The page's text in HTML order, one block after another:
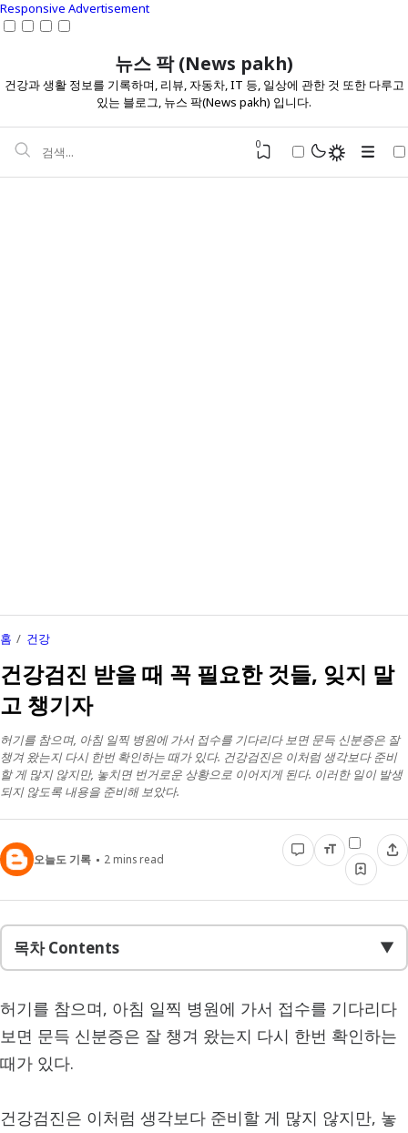
Responsive Advertisement
뉴스 팍 (News pakh)
건강과 생활 정보를 기록하며, 리뷰, 자동차, IT 등, 일상에 관한 것 또한 다루고
있는 블로그, 뉴스 팍(News pakh) 입니다.
0
홈 건강
건강검진 받을 때 꼭 필요한 것들, 잊지 말
고 챙기자
허기를 참으며, 아침 일찍 병원에 가서 접수를 기다리다 보면 문득 신분증은 잘
챙겨 왔는지 다시 한번 확인하는 때가 있다. 건강검진은 이처럼 생각보다 준비
할 게 많지 않지만, 놓치면 번거로운 상황으로 이어지게 된다. 이러한 일이 발생
되지 않도록 내용을 준비해 보았다.
오늘도 기록 2mins read
목차 Contents ▼
허기를 참으며, 아침 일찍 병원에 가서 접수를 기다리다
보면 문득 신분증은 잘 챙겨 왔는지 다시 한번 확인하는
때가 있다.
건강검진은 이처럼 생각보다 준비할 게 많지 않지만, 놓